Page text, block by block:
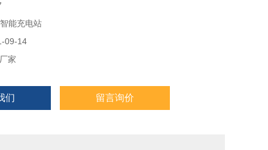
能充电站
09-14
家
们 留言询价